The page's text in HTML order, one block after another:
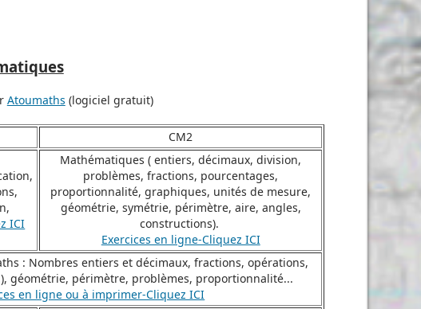
Atoumaths (logiciel gratuit)
CM2
ICI
Mathématiques ( entiers, décimaux, division,
problèmes, fractions, pourcentages,
proportionnalité, graphiques, unités de mesure,
géométrie, symétrie, périmètre, aire, angles,
constructions).
Exercices en ligne-Cliquez ICI
: Nombres entiers et décimaux, fractions, opérations,
géométrie, périmètre, problèmes, proportionnalité...
en ligne ou à imprimer-Cliquez ICI